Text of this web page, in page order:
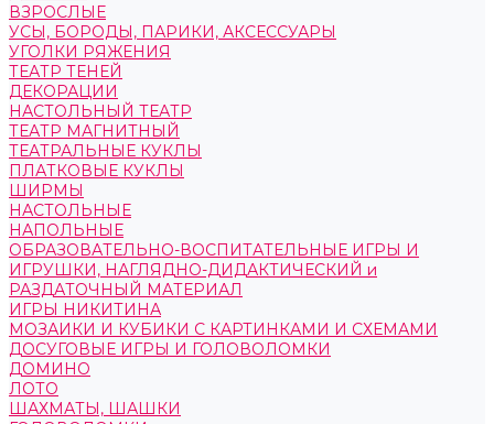
ВЗРОСЛЫЕ
УСЫ, БОРОДЫ, ПАРИКИ, АКСЕССУАРЫ
УГОЛКИ РЯЖЕНИЯ
ТЕАТР ТЕНЕЙ
ДЕКОРАЦИИ
НАСТОЛЬНЫЙ ТЕАТР
ТЕАТР МАГНИТНЫЙ
ТЕАТРАЛЬНЫЕ КУКЛЫ
ПЛАТКОВЫЕ КУКЛЫ
ШИРМЫ
НАСТОЛЬНЫЕ
НАПОЛЬНЫЕ
ОБРАЗОВАТЕЛЬНО-ВОСПИТАТЕЛЬНЫЕ ИГРЫ И
ИГРУШКИ, НАГЛЯДНО-ДИДАКТИЧЕСКИЙ и
РАЗДАТОЧНЫЙ МАТЕРИАЛ
ИГРЫ НИКИТИНА
МОЗАИКИ И КУБИКИ С КАРТИНКАМИ И СХЕМАМИ
ДОСУГОВЫЕ ИГРЫ И ГОЛОВОЛОМКИ
ДОМИНО
ЛОТО
ШАХМАТЫ, ШАШКИ